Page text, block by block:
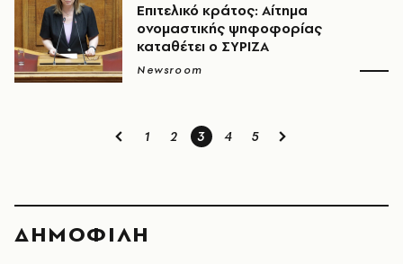
Επιτελικό κράτος: Αίτημα
ονομαστικής ψηφοφορίας
καταθέτει ο ΣΥΡΙΖΑ
Newsroom
1 2 3 4 5
ΔΗΜΟΦΙΛΗ